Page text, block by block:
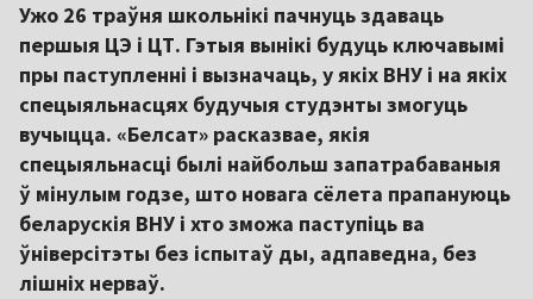
Ужо 26 траўня школьнікі пачнуць здаваць
першыя ЦЭ і ЦТ. Гэтыя вынікі будуць ключавымі
пры паступленні і вызначаць, у якіх ВНУ і на якіх
спецыяльнасцях будучыя студэнты змогуць
вучыцца. «Белсат» расказвае, якія
спецыяльнасці былі найбольш запатрабаваныя
ў мінулым годзе, што новага сёлета прапануюць
беларускія ВНУ і хто зможа паступіць ва
ўніверсітэты без іспытаў ды, адпаведна, без
лішніх нерваў.